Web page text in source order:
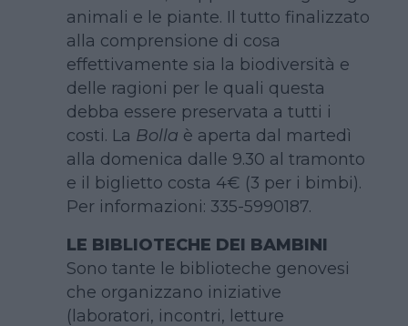
animali e le piante. Il tutto finalizzato
alla comprensione di cosa
effettivamente sia la biodiversità e
delle ragioni per le quali questa
debba essere preservata a tutti i
costi. La Bolla è aperta dal martedì
alla domenica dalle 9.30 al tramonto
e il biglietto costa 4€ (3 per i bimbi).
Per informazioni: 335-5990187.
LE BIBLIOTECHE DEI BAMBINI
Sono tante le biblioteche genovesi
che organizzano iniziative
(laboratori, incontri, letture